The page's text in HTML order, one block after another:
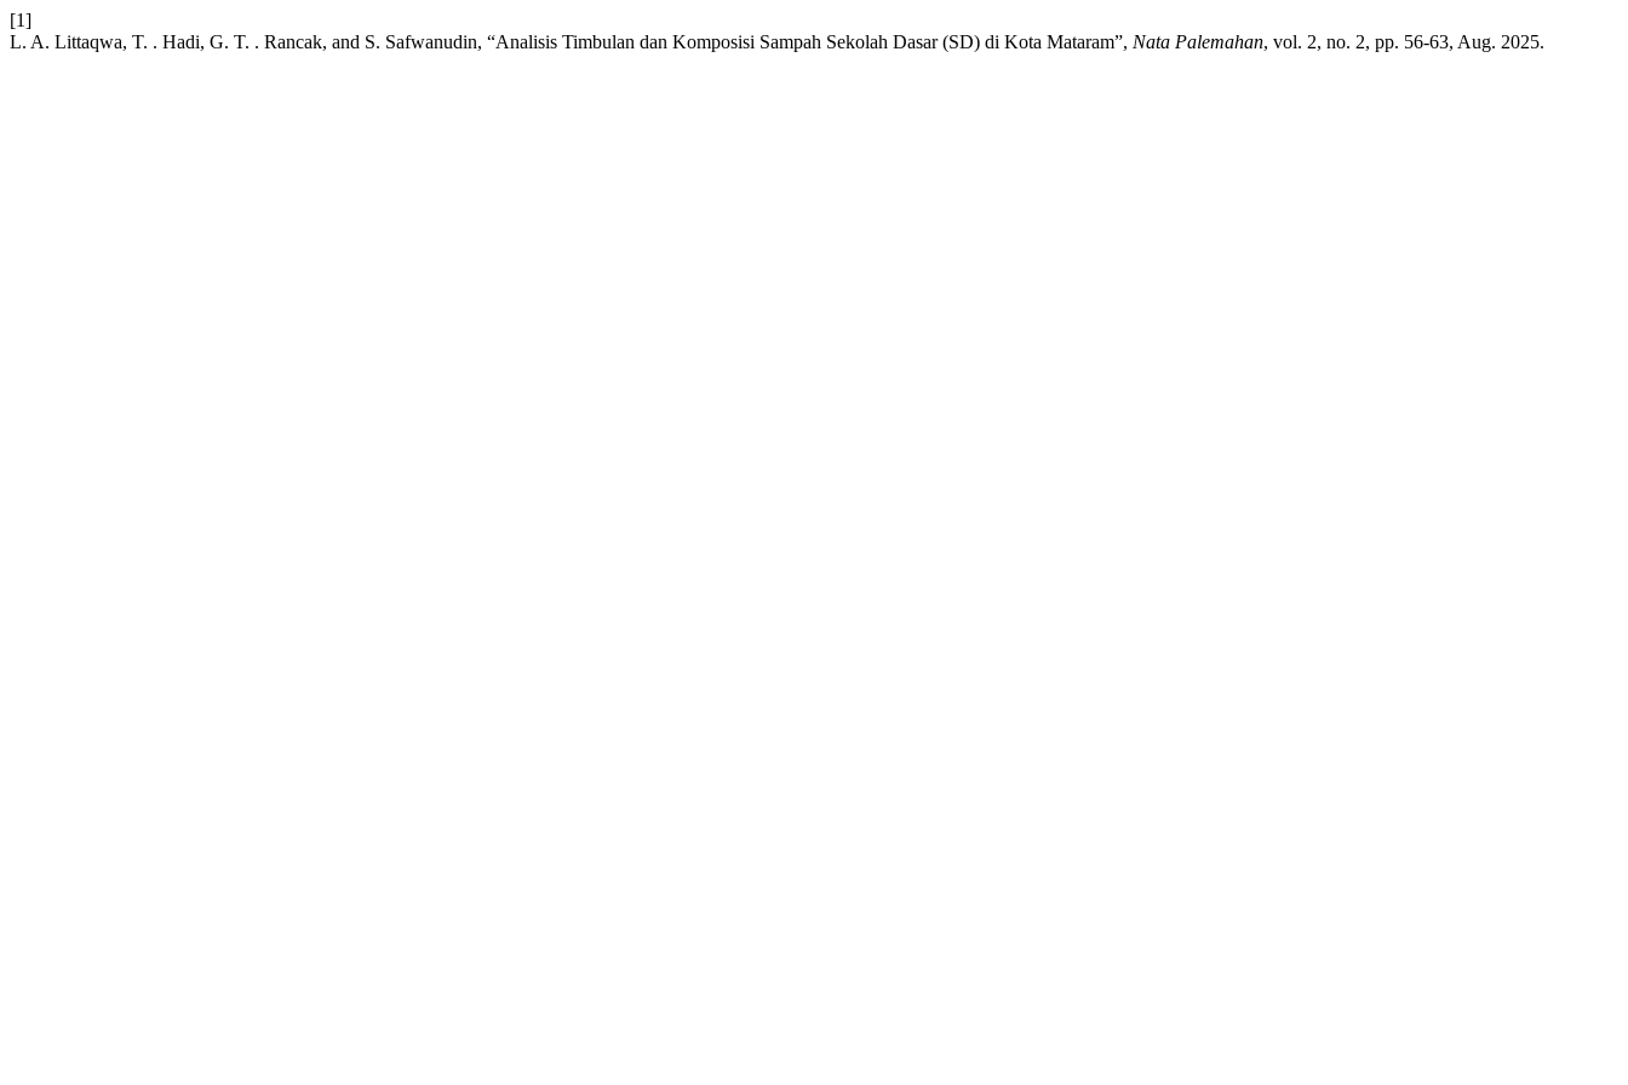
[1]
L. A. Littaqwa, T. . Hadi, G. T. . Rancak, and S. Safwanudin, “Analisis Timbulan dan Komposisi Sampah Sekolah Dasar (SD) di Kota Mataram”, Nata Palemahan, vol. 2, no. 2, pp. 56-63, Aug. 2025.